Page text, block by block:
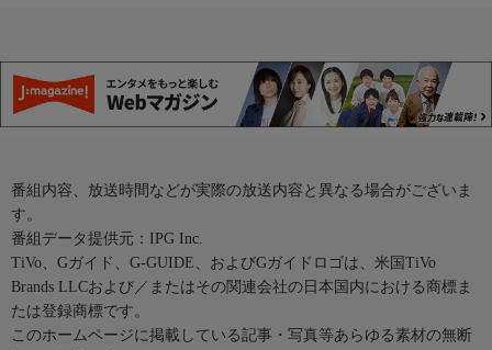
番組内容、放送時間などが実際の放送内容と異なる場合がございま
す。
番組データ提供元：IPG Inc.
TiVo、Gガイド、G-GUIDE、およびGガイドロゴは、米国TiVo
Brands LLCおよび／またはその関連会社の日本国内における商標ま
たは登録商標です。
このホームページに掲載している記事・写真等あらゆる素材の無断